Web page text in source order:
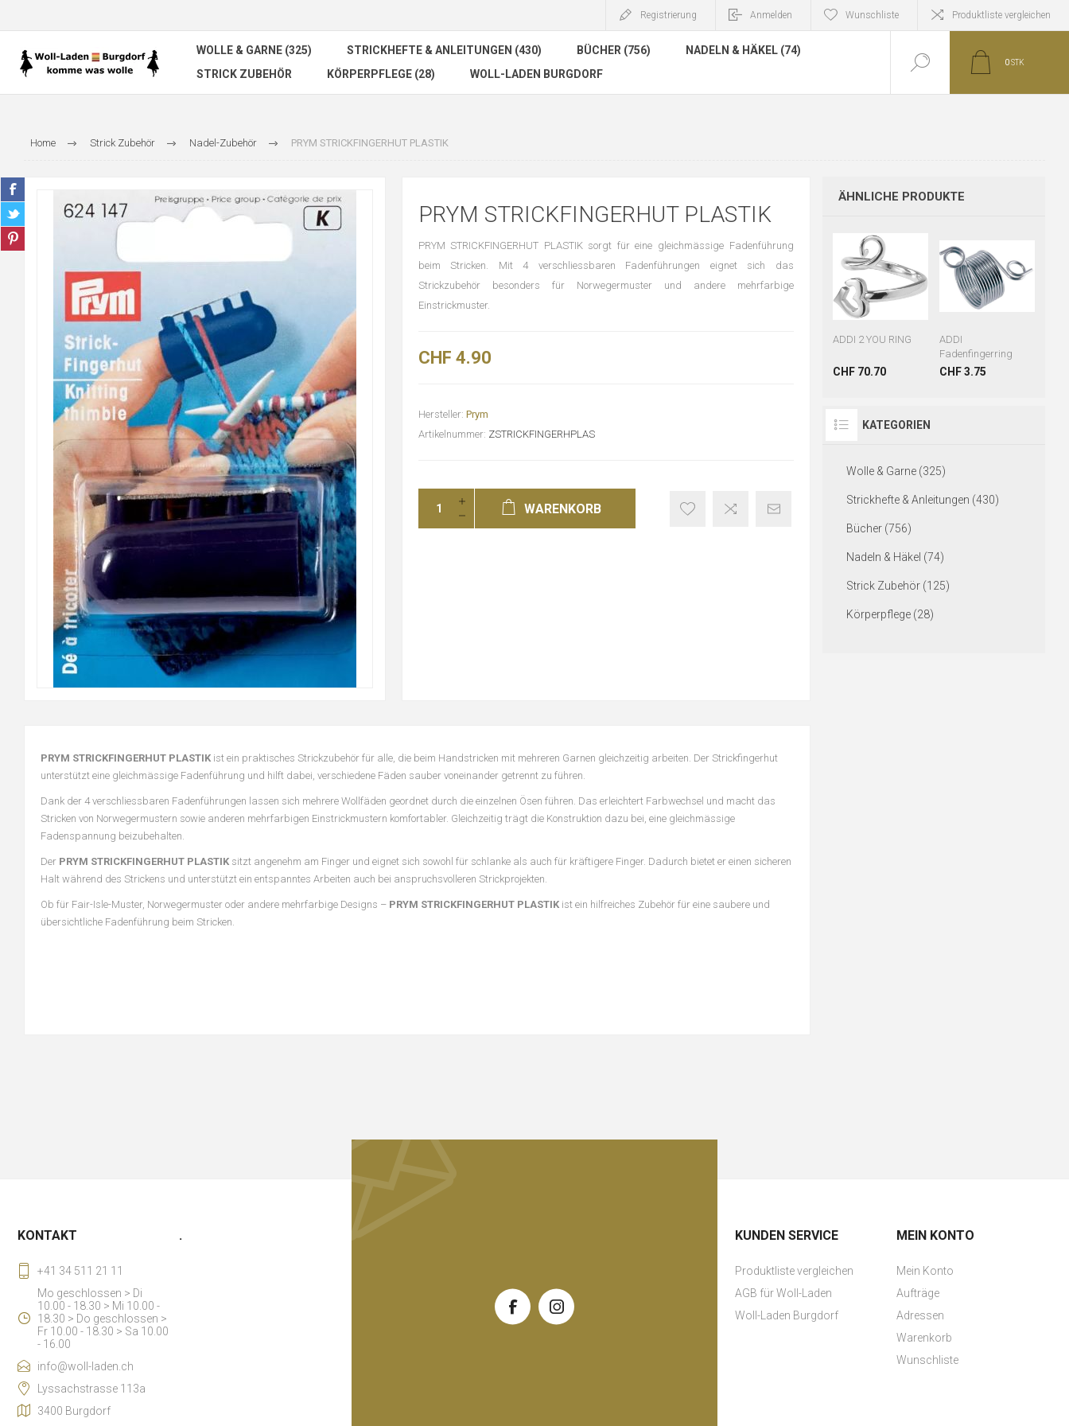
Registrierung Anmelden Wunschliste Produktliste vergleichen
WOLLE & GARNE (325) STRICKHEFTE & ANLEITUNGEN (430) BÜCHER (756)
NADELN & HÄKEL (74)
STRICK ZUBEHÖR
KÖRPERPFLEGE (28) WOLL-LADEN BURGDORF
0STK
Home Strick Zubehör Nadel-Zubehör PRYM STRICKFINGERHUT PLASTIK
PRYM STRICKFINGERHUT PLASTIK
PRYM STRICKFINGERHUT PLASTIK sorgt für eine gleichmässige Fadenführung
beim Stricken. Mit 4 verschliessbaren Fadenführungen eignet sich das
Strickzubehör besonders für Norwegermuster und andere mehrfarbige
Einstrickmuster.
CHF 4.90
Hersteller: Prym
Artikelnummer: ZSTRICKFINGERHPLAS
WARENKORB
PRYM STRICKFINGERHUT PLASTIK ist ein praktisches Strickzubehör für alle, die beim Handstricken mit mehreren Garnen gleichzeitig arbeiten. Der Strickfingerhut
unterstützt eine gleichmässige Fadenführung und hilft dabei, verschiedene Fäden sauber voneinander getrennt zu führen.
Dank der 4 verschliessbaren Fadenführungen lassen sich mehrere Wollfäden geordnet durch die einzelnen Ösen führen. Das erleichtert Farbwechsel und macht das
Stricken von Norwegermustern sowie anderen mehrfarbigen Einstrickmustern komfortabler. Gleichzeitig trägt die Konstruktion dazu bei, eine gleichmässige
Fadenspannung beizubehalten.
Der PRYM STRICKFINGERHUT PLASTIK sitzt angenehm am Finger und eignet sich sowohl für schlanke als auch für kräftigere Finger. Dadurch bietet er einen sicheren
Halt während des Strickens und unterstützt ein entspanntes Arbeiten auch bei anspruchsvolleren Strickprojekten.
Ob für Fair-Isle-Muster, Norwegermuster oder andere mehrfarbige Designs – PRYM STRICKFINGERHUT PLASTIK ist ein hilfreiches Zubehör für eine saubere und
übersichtliche Fadenführung beim Stricken.
ÄHNLICHE PRODUKTE
ADDI 2 YOU RING
CHF 70.70
ADDI
Fadenfingerring
CHF 3.75
KATEGORIEN
Wolle & Garne (325)
Strickhefte & Anleitungen (430)
Bücher (756)
Nadeln & Häkel (74)
Strick Zubehör (125)
Körperpflege (28)
KONTAKT
+41 34 511 21 11
Mo geschlossen > Di
10.00 - 18.30 > Mi 10.00 -
18.30 > Do geschlossen >
Fr 10.00 - 18.30 > Sa 10.00
- 16.00
info@woll-laden.ch
Lyssachstrasse 113a
3400 Burgdorf
. KUNDEN SERVICE
Produktliste vergleichen
AGB für Woll-Laden
Woll-Laden Burgdorf
MEIN KONTO
Mein Konto
Aufträge
Adressen
Warenkorb
Wunschliste